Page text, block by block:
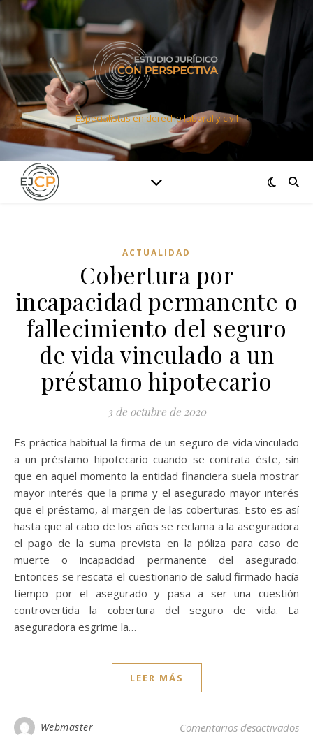
Especialistas en derecho laboral y civil
ACTUALIDAD
Cobertura por
incapacidad permanente o
fallecimiento del seguro
de vida vinculado a un
préstamo hipotecario
3 de octubre de 2020
Es práctica habitual la firma de un seguro de vida vinculado
a un préstamo hipotecario cuando se contrata éste, sin
que en aquel momento la entidad financiera suela mostrar
mayor interés que la prima y el asegurado mayor interés
que el préstamo, al margen de las coberturas. Esto es así
hasta que al cabo de los años se reclama a la aseguradora
el pago de la suma prevista en la póliza para caso de
muerte o incapacidad permanente del asegurado.
Entonces se rescata el cuestionario de salud firmado hacía
tiempo por el asegurado y pasa a ser una cuestión
controvertida la cobertura del seguro de vida. La
aseguradora esgrime la…
LEER MÁS
Webmaster Comentarios desactivadosen